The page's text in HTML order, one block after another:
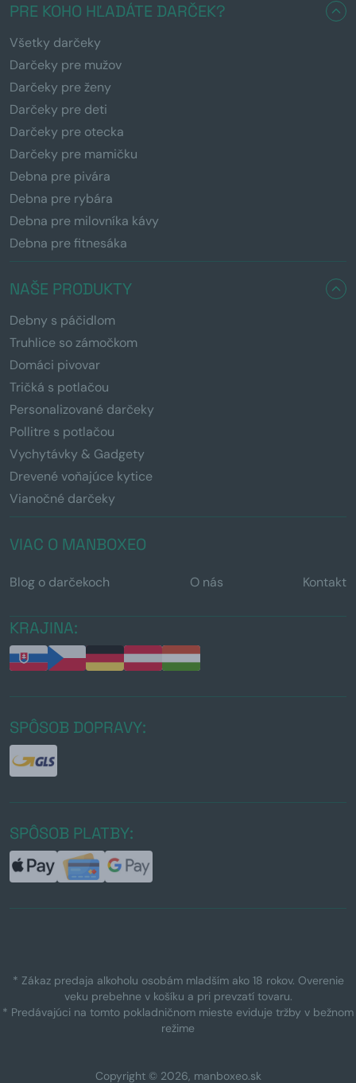
PRE KOHO HĽADÁTE DARČEK?
Všetky darčeky
Darčeky pre mužov
Darčeky pre ženy
Darčeky pre deti
Darčeky pre otecka
Darčeky pre mamičku
Debna pre pivára
Debna pre rybára
Debna pre milovníka kávy
Debna pre fitnesáka
NAŠE PRODUKTY
Debny s páčidlom
Truhlice so zámočkom
Domáci pivovar
Tričká s potlačou
Personalizované darčeky
Pollitre s potlačou
Vychytávky & Gadgety
Drevené voňajúce kytice
Vianočné darčeky
VIAC O MANBOXEO
Blog o darčekoch O nás Kontakt
KRAJINA:
SPÔSOB DOPRAVY:
SPÔSOB PLATBY:
* Zákaz predaja alkoholu osobám mladším ako 18 rokov. Overenie
veku prebehne v košíku a pri prevzatí tovaru.
* Predávajúci na tomto pokladničnom mieste eviduje tržby v bežnom
režime
Copyright © 2026, manboxeo.sk